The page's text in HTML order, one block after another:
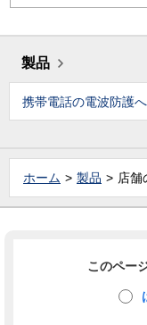
製品
携帯電話の電波防護
ホーム 製品 店舗
このペー